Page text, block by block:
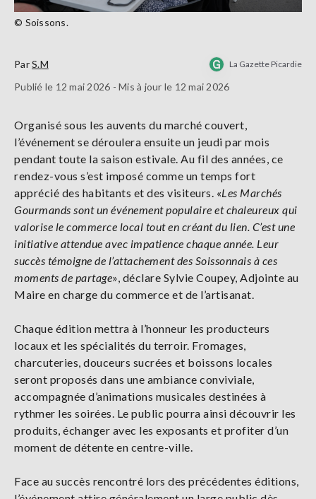
© Soissons.
ParS.M La Gazette Picardie
Publié le 12 mai 2026 - Mis à jour le 12 mai 2026
Organisé sous les auvents du marché couvert,
l’événement se déroulera ensuite un jeudi par mois
pendant toute la saison estivale. Au fil des années, ce
rendez-vous s’est imposé comme un temps fort
apprécié des habitants et des visiteurs. «Les Marchés
Gourmands sont un événement populaire et chaleureux qui
valorise le commerce local tout en créant du lien. C’est une
initiative attendue avec impatience chaque année. Leur
succès témoigne de l’attachement des Soissonnais à ces
moments de partage», déclare Sylvie Coupey, Adjointe au
Maire en charge du commerce et de l’artisanat.
Chaque édition mettra à l’honneur les producteurs
locaux et les spécialités du terroir. Fromages,
charcuteries, douceurs sucrées et boissons locales
seront proposés dans une ambiance conviviale,
accompagnée d’animations musicales destinées à
rythmer les soirées. Le public pourra ainsi découvrir les
produits, échanger avec les exposants et profiter d’un
moment de détente en centre-ville.
Face au succès rencontré lors des précédentes éditions,